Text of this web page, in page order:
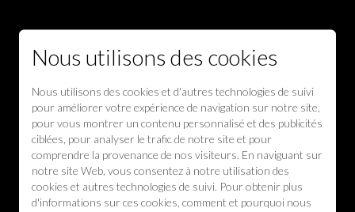
Nous utilisons des cookies
Nous utilisons des cookies et d'autres technologies de suivi
pour améliorer votre expérience de navigation sur notre site,
pour vous montrer un contenu personnalisé et des publicités
ciblées, pour analyser le trafic de notre site et pour
comprendre la provenance de nos visiteurs. En naviguant sur
notre site Web, vous consentez à notre utilisation des
cookies et autres technologies de suivi. Pour obtenir plus
d'informations sur ces cookies, comment et pourquoi nous